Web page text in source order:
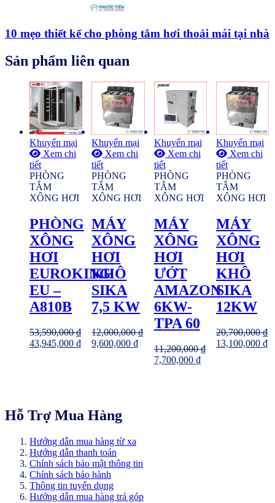
10 mẹo thiết kế cho phòng tắm hơi thoải mái tại nhà
Sản phẩm liên quan
Khuyến mại
Xem chi
tiết
PHÒNG
TẮM
XÔNG HƠI
PHÒNG
XÔNG
HƠI
EUROKING
EU –
A810B
53,590,000₫
Giá
43,945,000 ₫Giá
Khuyến mại
Xem chi
tiết
PHÒNG
TẮM
XÔNG HƠI
MÁY
XÔNG
HƠI
KHÔ
SIKA
7,5 KW
12,000,000₫
Giá
9,600,000₫Giá
Khuyến mại
Xem chi
tiết
PHÒNG
TẮM
XÔNG HƠI
MÁY
XÔNG
HƠI
ƯỚT
AMAZON
6KW-
TPA 60
11,200,000₫
Giá
7,700,000 ₫Giá
Khuyến mại
Xem chi
tiết
PHÒNG
TẮM
XÔNG HƠI
MÁY
XÔNG
HƠI
KHÔ
SIKA
12KW
20,700,000₫
Giá
13,100,000 ₫
Hỗ Trợ Mua Hàng
Hướng dẫn mua hàng từ xa
Hướng dẫn thanh toán
Chính sách bảo mật thông tin
Chính sách bảo hành
Thông tin tuyển dụng
Hướng dẫn mua hàng trả góp